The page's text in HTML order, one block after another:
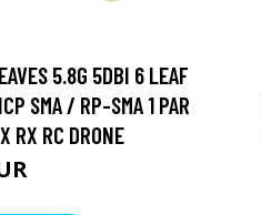
5.8G 5DBI 6 LEAF
SMA / RP-SMA 1 PAR
RX RC DRONE